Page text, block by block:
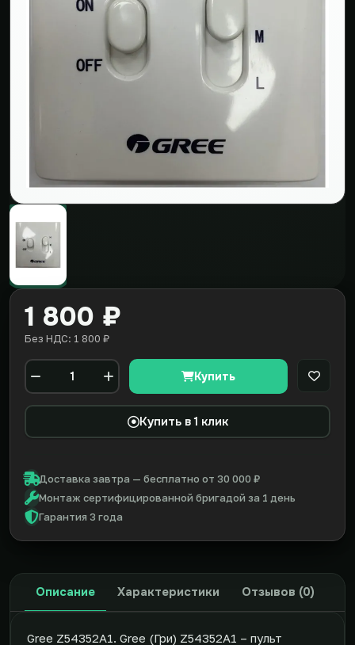
1 800 ₽
Без НДС: 1 800 ₽
Количество
Купить В
Купить в 1 клик
Доставка завтра — бесплатно от 30 000 ₽
Монтаж сертифицированной бригадой за 1 день
Гарантия 3 года
Описание Характеристики Отзывов (0)
Gree Z54352A1. Gree (Гри) Z54352A1 – пульт